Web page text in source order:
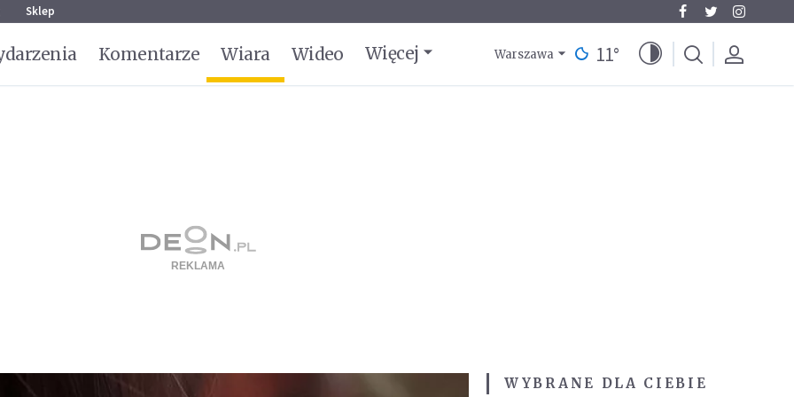
Sklep
Komentarze Wiara Wideo Więcej Warszawa 11°
WYBRANE DLA CIEBIE